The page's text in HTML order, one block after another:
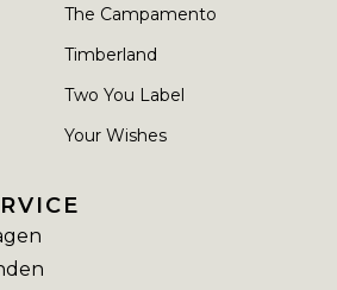
The Campamento
Timberland
Two You Label
Your Wishes